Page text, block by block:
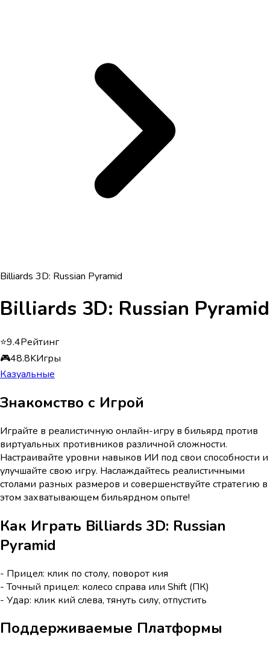
Billiards 3D: Russian Pyramid
Billiards 3D: Russian Pyramid
⭐9.4Рейтинг
🎮48.8KИгры
Казуальные
Знакомство с Игрой
Играйте в реалистичную онлайн-игру в бильярд против
виртуальных противников различной сложности.
Настраивайте уровни навыков ИИ под свои способности и
улучшайте свою игру. Наслаждайтесь реалистичными
столами разных размеров и совершенствуйте стратегию в
этом захватывающем бильярдном опыте!
Как Играть Billiards 3D: Russian
Pyramid
- Прицел: клик по столу, поворот кия
- Точный прицел: колесо справа или Shift (ПК)
- Удар: клик кий слева, тянуть силу, отпустить
Поддерживаемые Платформы